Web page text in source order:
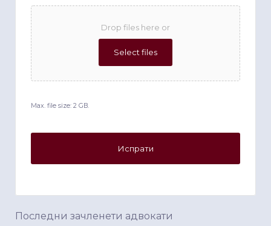
Drop files here or
Select files
Max. file size: 2 GB.
Последни зачленети адвокати